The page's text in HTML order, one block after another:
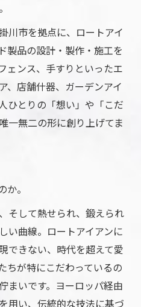
川市を拠点に、ロートアイ
製品の設計・製作・施工を
ェンス、手すりといったエ
、店舗什器、ガーデンアイ
ひとりの「想い」や「こだ
一無二の形に創り上げてま
。
そして熱せられ、鍛えられ
い曲線。ロートアイアンに
できない、時代を超えて愛
ちが特にこだわっているの
まいです。ヨーロッパ経由
用い、伝統的な技法に基づ